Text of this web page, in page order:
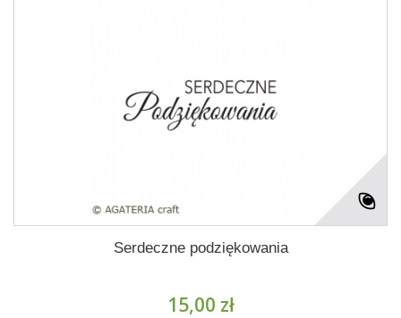
Serdeczne podziękowania
15,00 zł